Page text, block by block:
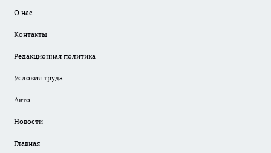
О нас
Контакты
Редакционная политика
Условия труда
Авто
Новости
Главная